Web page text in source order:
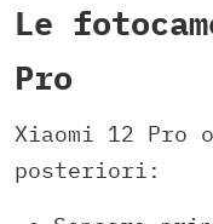
Le
Pro
Xiaomi 12 Pro
posteriori: